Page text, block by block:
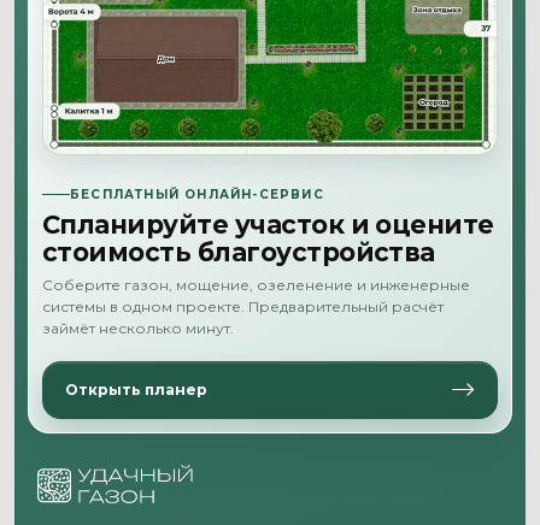
БЕСПЛАТНЫЙ ОНЛАЙН-СЕРВИС
Спланируйте участок и оцените
стоимость благоустройства
Соберите газон, мощение, озеленение и инженерные
системы в одном проекте. Предварительный расчёт
займёт несколько минут.
Открыть планер